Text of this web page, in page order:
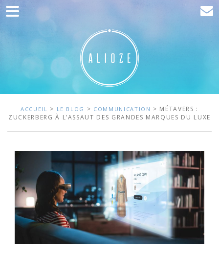
Accueil
Développement web
Acquisition de trafic
Clients
Blog
Contact
ACCUEIL > LE BLOG > COMMUNICATION > MÉTAVERS :
ZUCKERBERG À L’ASSAUT DES GRANDES MARQUES DU LUXE